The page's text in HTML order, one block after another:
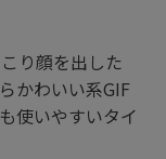
り顔を出した
かわいい系GIF
使いやすいタイ